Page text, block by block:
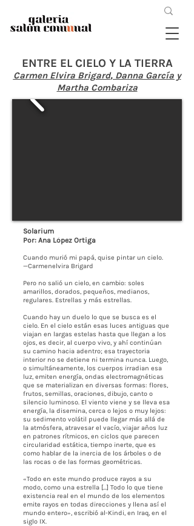
ENTRE EL CIELO Y LA TIERRA
Carmen Elvira Brigard, Danna García y
Martha Combariza
Solarium
Por: Ana López Ortiga
Cuando murió mi papá, quise pintar un cielo.
—Carmenelvira Brigard
Pero no salió un cielo, en cambio: soles
amarillos, dorados, pequeños, medianos,
regulares. Estrellas y más estrellas.
Cuando hay un duelo lo que se busca es el
cielo. En el cielo están esas luces antiguas que
viajan en largas estelas hasta que llegan a los
ojos, es decir, al cuerpo vivo, y ahí continúan
su camino hacia adentro; esa trayectoria
interior no se detiene ni termina nunca. Luego,
o simultáneamente, los cuerpos irradian esa
luz, emiten energía, ondas electromagnéticas
que se materializan en diversas formas: flores,
frutos, semillas, oraciones, dibujo, canto o
silencio luminoso. El viento viene y se lleva esa
energía, la disemina, cerca o lejos o muy lejos:
su sedimento volátil puede llegar más allá de
la atmósfera, atravesar el vacío, viajar años luz
en patrones rítmicos, en ciclos que parecen
circularidad estática, tiempo inerte, que es
como hablar de la inercia de los árboles o de
las rocas o de las formas geométricas.
«Todo en este mundo produce rayos a su
modo, como una estrella [...] Todo lo que tiene
existencia real en el mundo de los elementos
emite rayos en todas direcciones y llena así el
mundo entero», escribió al-Kindi, en Iraq, en el
siglo IX.